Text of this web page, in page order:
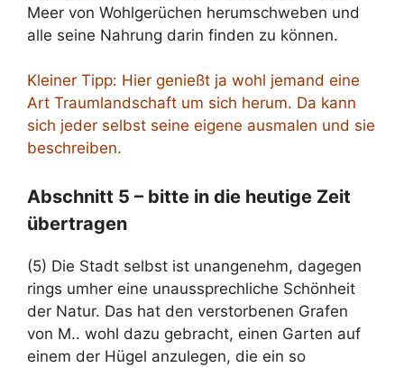
Meer von Wohlgerüchen herumschweben und
alle seine Nahrung darin finden zu können.
Kleiner Tipp: Hier genießt ja wohl jemand eine
Art Traumlandschaft um sich herum. Da kann
sich jeder selbst seine eigene ausmalen und sie
beschreiben.
Abschnitt 5 – bitte in die heutige Zeit
übertragen
(5) Die Stadt selbst ist unangenehm, dagegen
rings umher eine unaussprechliche Schönheit
der Natur. Das hat den verstorbenen Grafen
von M.. wohl dazu gebracht, einen Garten auf
einem der Hügel anzulegen, die ein so